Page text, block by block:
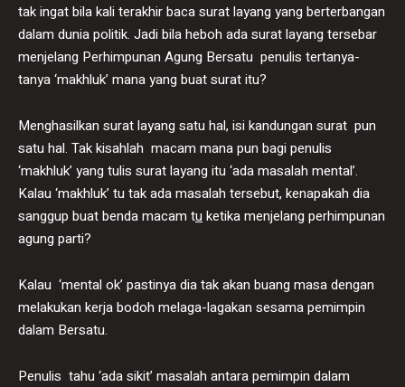
tak ingat bila kali terakhir baca surat layang yang berterbangan
dalam dunia politik. Jadi bila heboh ada surat layang tersebar
menjelang Perhimpunan Agung Bersatu penulis tertanya-
tanya ‘makhluk’ mana yang buat surat itu?
Menghasilkan surat layang satu hal, isi kandungan surat pun
satu hal. Tak kisahlah macam mana pun bagi penulis
‘makhluk’ yang tulis surat layang itu ‘ada masalah mental’.
Kalau ‘makhluk’ tu tak ada masalah tersebut, kenapakah dia
sanggup buat benda macam tu ketika menjelang perhimpunan
agung parti?
Kalau ‘mental ok’ pastinya dia tak akan buang masa dengan
melakukan kerja bodoh melaga-lagakan sesama pemimpin
dalam Bersatu.
Penulis tahu ‘ada sikit’ masalah antara pemimpin dalam